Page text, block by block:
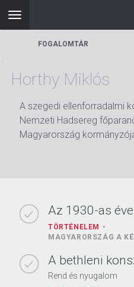
Toggle
navigation
FOGALOMTÁR
Horthy Miklós
A szegedi ellenforradalmi
Nemzeti Hadsereg
Magyarország
Az 1930-as
TÖRTÉNELEM
MAGYARORSZÁG A
A bethleni
Rend és nyugalom